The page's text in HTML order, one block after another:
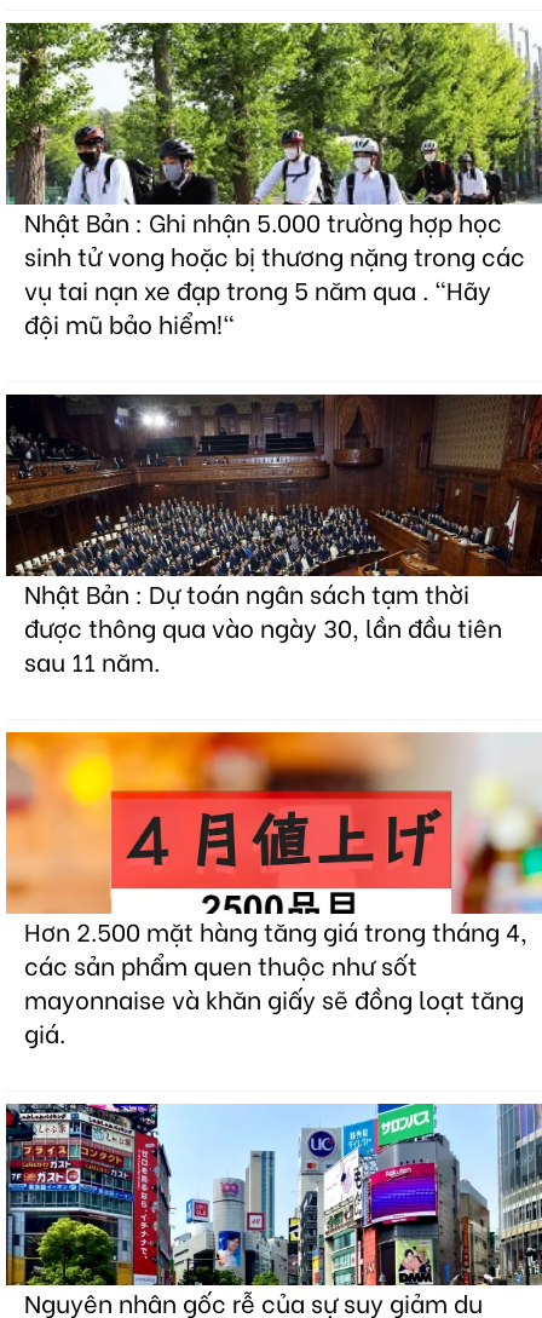
Nhật Bản : Ghi nhận 5.000 trường hợp học
sinh tử vong hoặc bị thương nặng trong các
vụ tai nạn xe đạp trong 5 năm qua . "Hãy
đội mũ bảo hiểm!"
Nhật Bản : Dự toán ngân sách tạm thời
được thông qua vào ngày 30, lần đầu tiên
sau 11 năm.
Hơn 2.500 mặt hàng tăng giá trong tháng 4,
các sản phẩm quen thuộc như sốt
mayonnaise và khăn giấy sẽ đồng loạt tăng
giá.
Nguyên nhân gốc rễ của sự suy giảm du